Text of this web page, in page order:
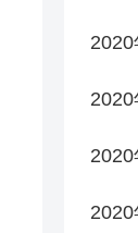
2020
2020
2020
2020